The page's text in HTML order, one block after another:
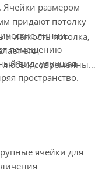
размером
придают потолку
линии.
помещению
вид, улучшая
пространство.
лёгкость потолка,
его
современных
ячейки для